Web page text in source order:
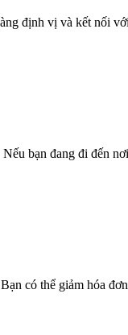
định vị và kết nối
bạn đang đi đến
có thể giảm hóa